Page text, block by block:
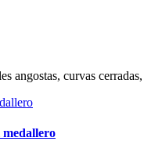
angostas, curvas
medallero